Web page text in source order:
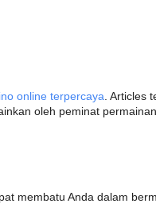
online terpercaya . Articles
oleh peminat
membatu Anda dalam